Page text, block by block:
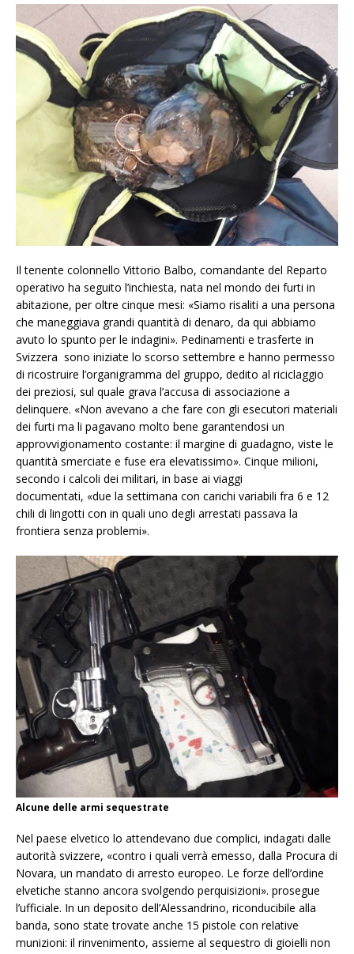
Il tenente colonnello Vittorio Balbo, comandante del Reparto
operativo ha seguito l’inchiesta, nata nel mondo dei furti in
abitazione, per oltre cinque mesi: «Siamo risaliti a una persona
che maneggiava grandi quantità di denaro, da qui abbiamo
avuto lo spunto per le indagini». Pedinamenti e trasferte in
Svizzera sono iniziate lo scorso settembre e hanno permesso
di ricostruire l’organigramma del gruppo, dedito al riciclaggio
dei preziosi, sul quale grava l’accusa di associazione a
delinquere. «Non avevano a che fare con gli esecutori materiali
dei furti ma li pagavano molto bene garantendosi un
approvvigionamento costante: il margine di guadagno, viste le
quantità smerciate e fuse era elevatissimo». Cinque milioni,
secondo i calcoli dei militari, in base ai viaggi
documentati, «due la settimana con carichi variabili fra 6 e 12
chili di lingotti con in quali uno degli arrestati passava la
frontiera senza problemi».
Alcune delle armi sequestrate
Nel paese elvetico lo attendevano due complici, indagati dalle
autorità svizzere, «contro i quali verrà emesso, dalla Procura di
Novara, un mandato di arresto europeo. Le forze dell’ordine
elvetiche stanno ancora svolgendo perquisizioni». prosegue
l’ufficiale. In un deposito dell’Alessandrino, riconducibile alla
banda, sono state trovate anche 15 pistole con relative
munizioni: il rinvenimento, assieme al sequestro di gioielli non